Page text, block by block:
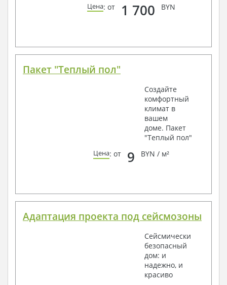
Цена: от 1 700 BYN
Пакет "Теплый пол"
Создайте
комфортный
климат в
вашем
доме. Пакет
"Теплый пол"
Цена: от 9 BYN / м²
Адаптация проекта под сейсмозоны
Сейсмически
безопасный
дом: и
надежно, и
красиво